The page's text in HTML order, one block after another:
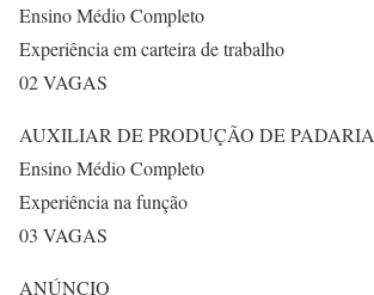
Ensino Médio Completo
Experiência em carteira de trabalho
02 VAGAS
AUXILIAR DE PRODUÇÃO DE PADARIA
Ensino Médio Completo
Experiência na função
03 VAGAS
ANÚNCIO